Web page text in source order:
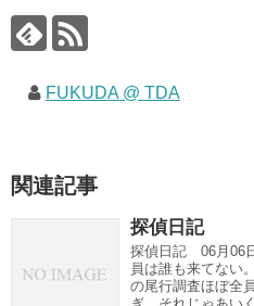
FUKUDA @ TDA
関連記事
探偵日記
探偵日記 06月06
員は誰も来てない
の尾行調査ほぼ全